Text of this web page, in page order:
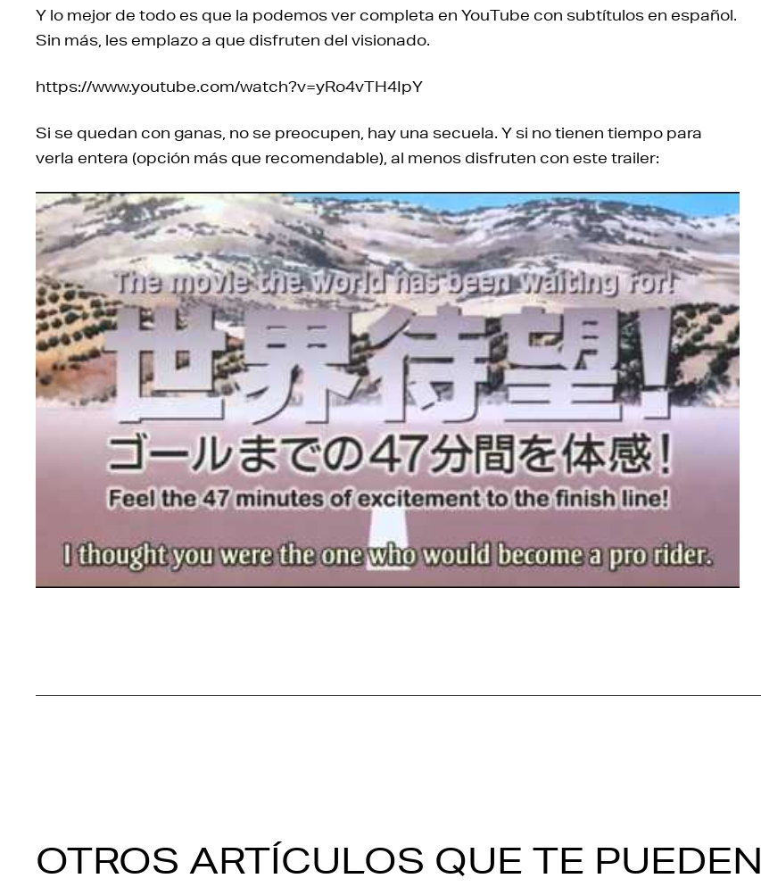
Y lo mejor de todo es que la podemos ver completa en YouTube con subtítulos en español.
Sin más, les emplazo a que disfruten del visionado.
https://www.youtube.com/watch?v=yRo4vTH4IpY
Si se quedan con ganas, no se preocupen, hay una secuela. Y si no tienen tiempo para
verla entera (opción más que recomendable), al menos disfruten con este trailer:
OTROS ARTÍCULOS QUE TE PUEDEN